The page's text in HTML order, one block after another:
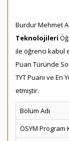
Burdur Mehmet
Teknolojileri
ile öğrenci kabul
Puan Türünde
TYT Puanı ve En
etmiştir.
Bölüm Adı
ÖSYM Program